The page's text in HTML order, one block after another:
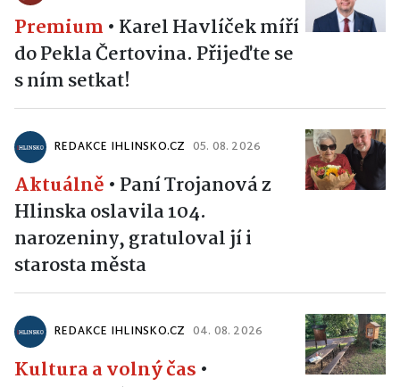
Premium • Karel Havlíček míří
do Pekla Čertovina. Přijeďte se
s ním setkat!
REDAKCE IHLINSKO.CZ 05. 08. 2026
Aktuálně • Paní Trojanová z
Hlinska oslavila 104.
narozeniny, gratuloval jí i
starosta města
REDAKCE IHLINSKO.CZ 04. 08. 2026
Kultura a volný čas •